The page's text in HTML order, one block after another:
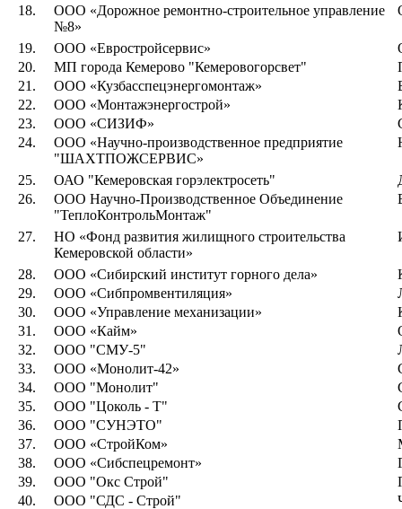
18.
ООО «Дорожное ремонтно-строительное управление
№8»
19. ООО «Евростройсервис»
20.
МП города Кемерово "Кемеровогорсвет"
21.
ООО «Кузбасспецэнергомонтаж»
22.
ООО «Монтажэнергострой»
23.
ООО «СИЗИФ»
24.
ООО «Научно-производственное предприятие
"ШАХТПОЖСЕРВИС»
25. ОАО "Кемеровская горэлектросеть"
26.
ООО Научно-Производственное Объединение
"ТеплоКонтрольМонтаж"
27.
НО «Фонд развития жилищного строительства
Кемеровской области»
28. ООО «Сибирский институт горного дела»
29.
ООО «Сибпромвентиляция»
30.
ООО «Управление механизации»
31.
ООО «Кайм»
32.
ООО "СМУ-5"
33.
ООО «Монолит-42»
34.
ООО "Монолит"
35.
ООО "Цоколь - Т"
36.
ООО "СУНЭТО"
37.
ООО «СтройКом»
38.
ООО «Сибспецремонт»
39.
ООО "Окс Строй"
40.
ООО "СДС - Строй"